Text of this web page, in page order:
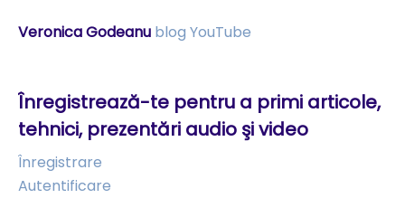
Veronica Godeanu blog YouTube
Înregistrează-te pentru a primi articole,
tehnici, prezentări audio şi video
Înregistrare
Autentificare